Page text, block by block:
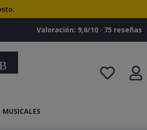
Valoración: 9,6/10 · ‎75 reseñas
Buscar
MUSICALES